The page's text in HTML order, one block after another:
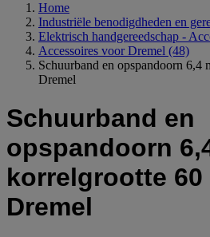
Home
Industriële benodigdheden en
Elektrisch handgereedschap -
Accessoires voor Dremel (48)
Schuurband en opspandoorn 6,4
Dremel
Schuurband en
opspandoorn
korrelgrootte 60
Dremel